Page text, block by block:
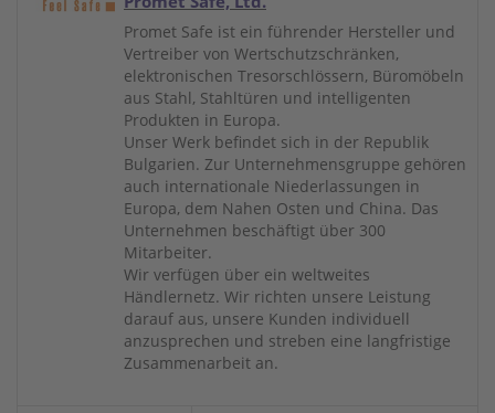
Versicherungssummen
Promet Safe ist ein führender Hersteller und
Vertreiber von Wertschutzschränken,
elektronischen Tresorschlössern, Büromöbeln
aus Stahl, Stahltüren und intelligenten
Produkten in Europa.
Unser Werk befindet sich in der Republik
Bulgarien. Zur Unternehmensgruppe gehören
auch internationale Niederlassungen in
Europa, dem Nahen Osten und China. Das
Unternehmen beschäftigt über 300
Mitarbeiter.
Wir verfügen über ein weltweites
Händlernetz. Wir richten unsere Leistung
darauf aus, unsere Kunden individuell
anzusprechen und streben eine langfristige
Zusammenarbeit an.